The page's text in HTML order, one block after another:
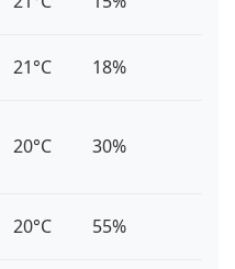
21°C 18%
20°C 30%
20°C 55%